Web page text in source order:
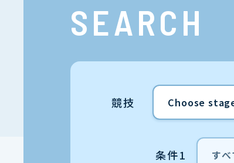
SEARCH
競技
条件1